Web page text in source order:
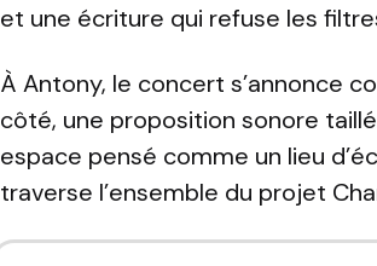
et une écriture qui refuse les
À Antony, le concert s’annonce
côté, une proposition sonore
espace pensé comme un lieu
traverse l’ensemble du projet